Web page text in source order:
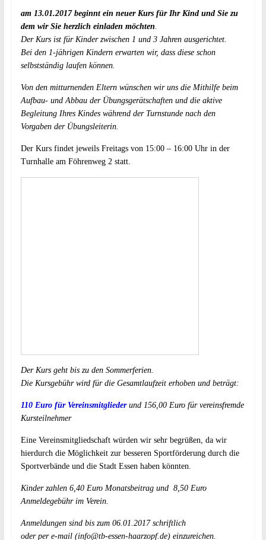
am 13.01.2017 beginnt ein neuer Kurs für Ihr Kind und Sie zu
dem wir Sie herzlich einladen möchten.
Der Kurs ist für Kinder zwischen 1 und 3 Jahren ausgerichtet.
Bei den 1-jährigen Kindern erwarten wir, dass diese schon
selbstständig laufen können.
Von den mitturnenden Eltern wünschen wir uns die Mithilfe beim
Aufbau- und Abbau der Übungsgerätschaften und die aktive
Begleitung Ihres Kindes während der Turnstunde nach den
Vorgaben der Übungsleiterin.
Der Kurs findet jeweils Freitags von 15:00 – 16:00 Uhr in der
Turnhalle am Föhrenweg 2 statt.
Der Kurs geht bis zu den Sommerferien.
Die Kursgebühr wird für die Gesamtlaufzeit erhoben und beträgt:
110 Euro für Vereinsmitgliederund 156,00 Euro für vereinsfremde
Kursteilnehmer
Eine Vereinsmitgliedschaft würden wir sehr begrüßen, da wir
hierdurch die Möglichkeit zur besseren Sportförderung durch die
Sportverbände und die Stadt Essen haben könnten.
Kinder zahlen 6,40 Euro Monatsbeitrag und 8,50 Euro
Anmeldegebühr im Verein.
Anmeldungen sind bis zum 06.01.2017 schriftlich
oder per e-mail (info@tb-essen-haarzopf.de) einzureichen.